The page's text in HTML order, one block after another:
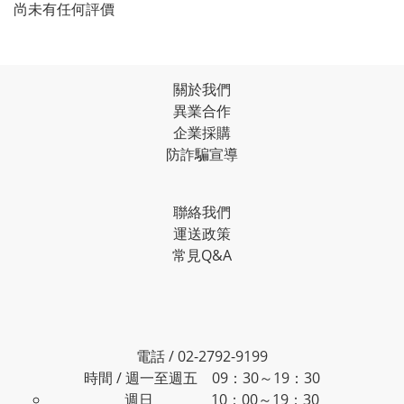
尚未有任何評價
關於我們
異業合作
企業採購
防詐騙宣導
聯絡我們
運送政策
常見Q&A
電話 / 02-2792-9199
時間 / 週一至週五 09：30～19：30
週日 10：00～19：30